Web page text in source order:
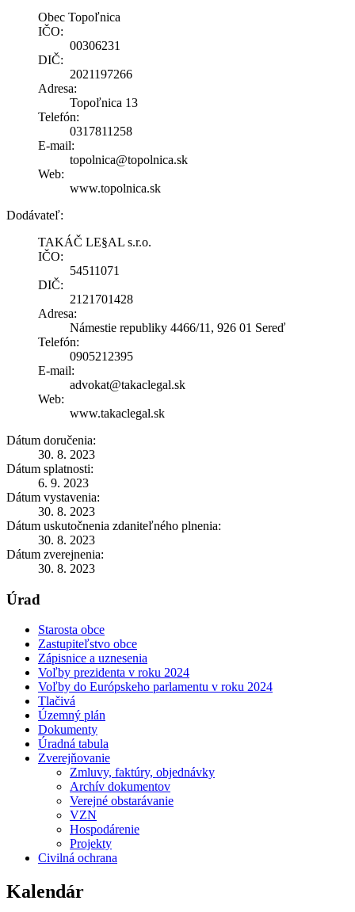
Obec Topoľnica
IČO:
00306231
DIČ:
2021197266
Adresa:
Topoľnica 13
Telefón:
0317811258
E-mail:
topolnica@topolnica.sk
Web:
www.topolnica.sk
Dodávateľ:
TAKÁČ LE§AL s.r.o.
IČO:
54511071
DIČ:
2121701428
Adresa:
Námestie republiky 4466/11, 926 01 Sereď
Telefón:
0905212395
E-mail:
advokat@takaclegal.sk
Web:
www.takaclegal.sk
Dátum doručenia:
30. 8. 2023
Dátum splatnosti:
6. 9. 2023
Dátum vystavenia:
30. 8. 2023
Dátum uskutočnenia zdaniteľného plnenia:
30. 8. 2023
Dátum zverejnenia:
30. 8. 2023
Úrad
Starosta obce
Zastupiteľstvo obce
Zápisnice a uznesenia
Voľby prezidenta v roku 2024
Voľby do Európskeho parlamentu v roku 2024
Tlačivá
Územný plán
Dokumenty
Úradná tabula
Zverejňovanie
Zmluvy, faktúry, objednávky
Archív dokumentov
Verejné obstarávanie
VZN
Hospodárenie
Projekty
Civilná ochrana
Kalendár